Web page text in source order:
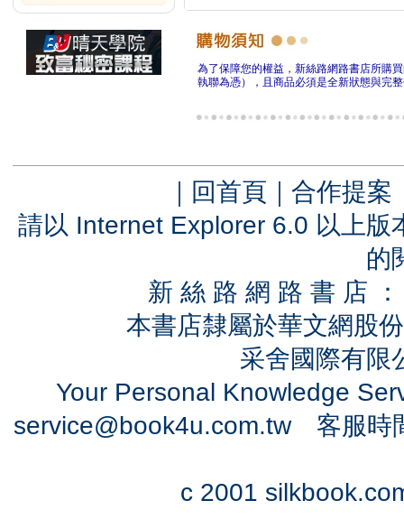
為了保障您的權益，新絲路網路書店所購
執聯為憑），且商品必須是全新狀態與完
｜ 回首頁 ｜ 合作提案
請以 Internet Explorer 6.0 以上
的
新 絲 路 網 路 書 店
本書店隸屬於華文網股
采舍國際有
Your Personal Knowledge
service@book4u.com.tw客服時
c 2001